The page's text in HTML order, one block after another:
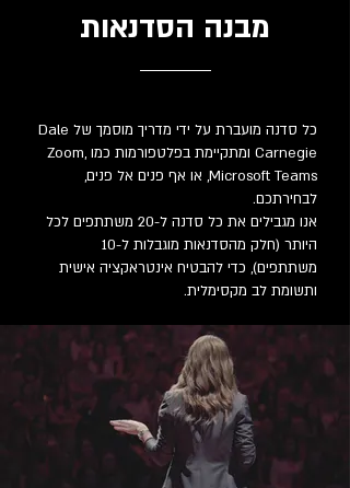
מבנה הסדנאות
כל סדנה מועברת על ידי מדריך מוסמך של Dale
Carnegie ומתקיימת בפלטפורמות כמו Zoom,
Microsoft Teams, או אף פנים אל פנים,
לבחירתכם.
אנו מגבילים את כל סדנה ל-20 משתתפים לכל
היותר (חלק מהסדנאות מוגבלות ל-10
משתתפים), כדי להבטיח אינטראקציה אישית
ותשומת לב מקסימלית.